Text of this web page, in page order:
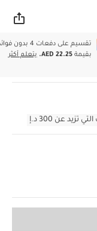
تقسيم على دفعات 4 بدون
بقيمةAED 22.25. يتعلم أكثر
عن 300 د.إ